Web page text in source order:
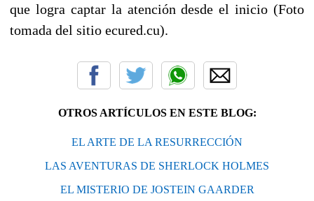
que logra captar la atención desde el inicio (Foto
tomada del sitio ecured.cu).
OTROS ARTÍCULOS EN ESTE BLOG:
EL ARTE DE LA RESURRECCIÓN
LAS AVENTURAS DE SHERLOCK HOLMES
EL MISTERIO DE JOSTEIN GAARDER